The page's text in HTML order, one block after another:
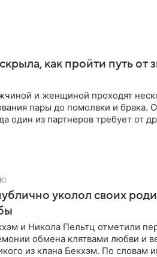
как пройти путь от
и женщиной проходят
пары до помолвки и брака.
один из партнеров требует от
уколол своих
и Никола Пельтц отметили
обмена клятвами любви и
из клана Бекхэм. По словам